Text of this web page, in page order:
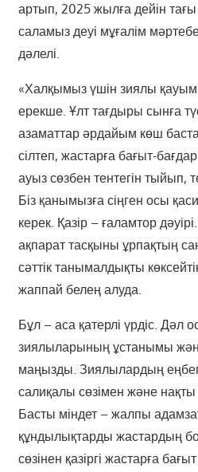
артып, 2025 жылға дейін
саламыз деуі мұғалім
дәлелі.
«Халқымыз үшін зиялы
ерекше. Ұлт тағдыры сынға
азаматтар әрдайым көш
сілтеп, жастарға бағыт-
ауыз сөзбен тентегін тыйып,
Біз қанымызға сіңген осы
керек. Қазір – ғаламтор
ақпарат тасқыны ұрпақтың
сәттік танымалдықты
жаппай белең алуда.
Бұл – аса қатерлі үрдіс. Дәл
зиялыларының ұстанымы
маңызды. Зиялылардың
салиқалы сөзімен және нақты
Басты міндет – жалпы
құндылықтарды жастардың
сөзінен қазіргі жастарға